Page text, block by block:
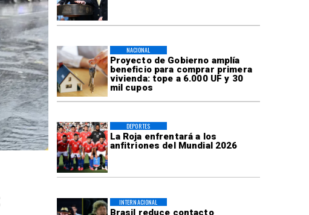
Proyecto de Gobierno amplía
beneficio para comprar primera
vivienda: tope a 6.000 UF y 30
mil cupos
NACIONAL
La Roja enfrentará a los
anfitriones del Mundial 2026
DEPORTES
Brasil reduce contacto
INTERNACIONAL